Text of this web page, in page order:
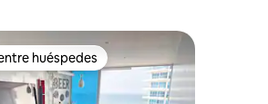
huéspedes
huéspedes